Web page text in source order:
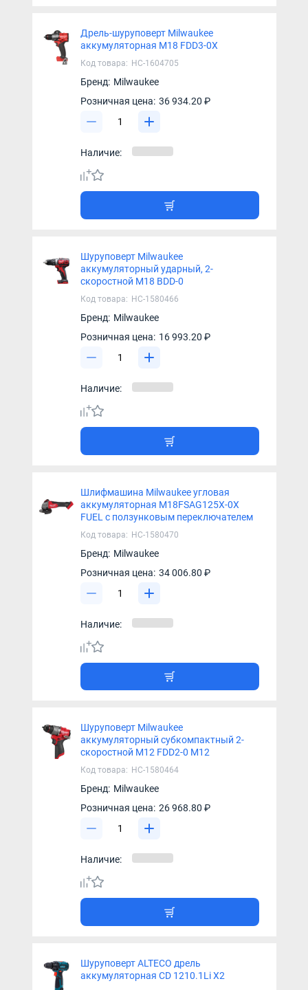
Дрель-шуруповерт Milwaukee
аккумуляторная M18 FDD3-0X
Код товара: НС-1604705
Бренд: Milwaukee
Розничная цена: 36 934.20 ₽
Наличие:
Шуруповерт Milwaukee
аккумуляторный ударный, 2-
скоростной M18 BDD-0
Код товара: НС-1580466
Бренд: Milwaukee
Розничная цена: 16 993.20 ₽
Наличие:
Шлифмашина Milwaukee угловая
аккумуляторная M18FSAG125X-0X
FUEL с ползунковым переключателем
Код товара: НС-1580470
Бренд: Milwaukee
Розничная цена: 34 006.80 ₽
Наличие:
Шуруповерт Milwaukee
аккумуляторный субкомпактный 2-
скоростной M12 FDD2-0 M12
Код товара: НС-1580464
Бренд: Milwaukee
Розничная цена: 26 968.80 ₽
Наличие:
Шуруповерт ALTECO дрель
аккумуляторная CD 1210.1Li X2